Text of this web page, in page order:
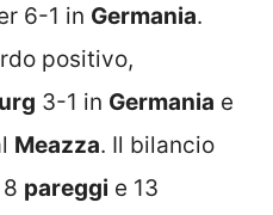
6-1 in Germania.
positivo,
3-1 in Germania e
Meazza. Il bilancio
8 pareggi e 13